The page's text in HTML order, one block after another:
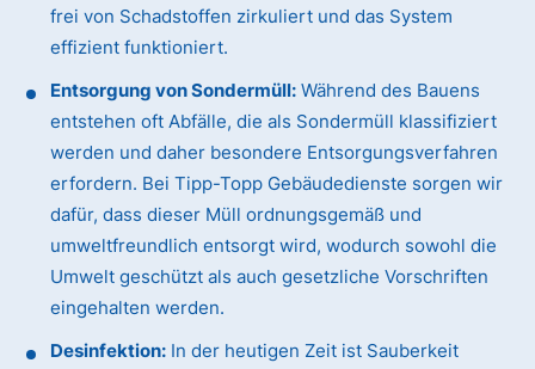
frei von Schadstoffen zirkuliert und das System
effizient funktioniert.
Entsorgung von Sondermüll: Während des Bauens
entstehen oft Abfälle, die als Sondermüll klassifiziert
werden und daher besondere Entsorgungsverfahren
erfordern. Bei Tipp-Topp Gebäudedienste sorgen wir
dafür, dass dieser Müll ordnungsgemäß und
umweltfreundlich entsorgt wird, wodurch sowohl die
Umwelt geschützt als auch gesetzliche Vorschriften
eingehalten werden.
Desinfektion: In der heutigen Zeit ist Sauberkeit